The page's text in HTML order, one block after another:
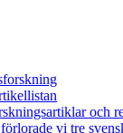
och
vi tre